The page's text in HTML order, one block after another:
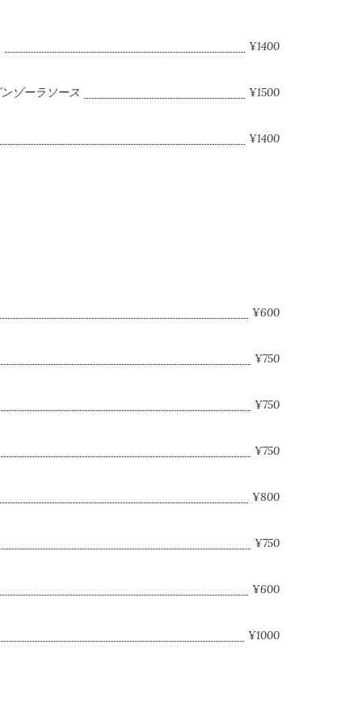
¥1400
ゾーラソース
¥1500
¥1400
¥600
¥750
¥750
¥750
¥800
¥750
¥600
¥1000